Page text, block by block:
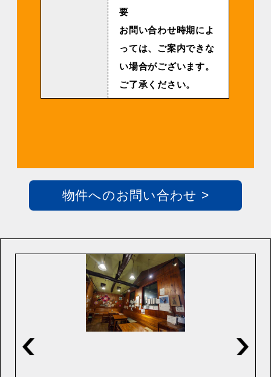
要
お問い合わせ時期によ
っては、ご案内できな
い場合がございます。
ご了承ください。
物件へのお問い合わせ >